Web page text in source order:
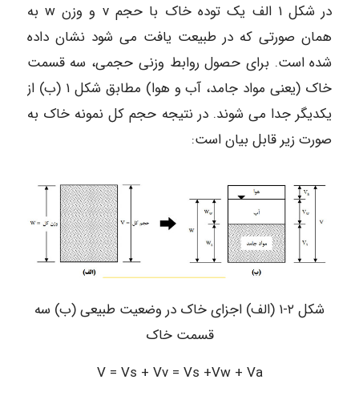
در شکل ۱ الف یک توده خاک با حجم v و وزن w به
همان صورتی که در طبیعت یافت می شود نشان داده
شده است. برای حصول روابط وزنی حجمی، سه قسمت
خاک (یعنی مواد جامد، آب و هوا) مطابق شکل ۱ (ب) از
یکدیگر جدا می شوند. در نتیجه حجم کل نمونه خاک به
صورت زیر قابل بیان است:
شکل ۲-۱ (الف) اجزای خاک در وضعیت طبیعی (ب) سه
قسمت خاک
V = Vs + Vv = Vs +Vw + Va